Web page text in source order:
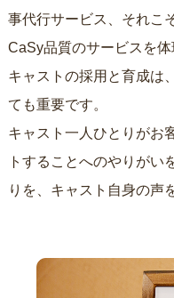
事代行サービス、それこ
CaSy品質のサービスを
キャストの採用と育成は、
ても重要です。
キャスト一人ひとりがお
トすることへのやりがい
りを、キャスト自身の声